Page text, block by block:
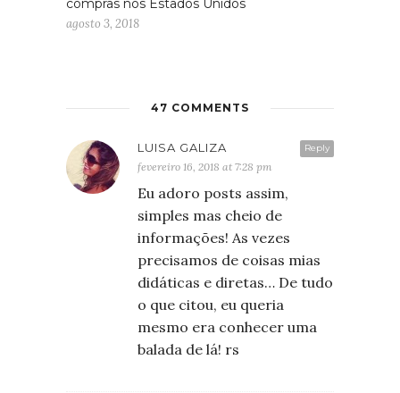
compras nos Estados Unidos
agosto 3, 2018
47 COMMENTS
Reply
LUISA GALIZA
fevereiro 16, 2018 at 7:28 pm
Eu adoro posts assim,
simples mas cheio de
informações! As vezes
precisamos de coisas mias
didáticas e diretas… De tudo
o que citou, eu queria
mesmo era conhecer uma
balada de lá! rs